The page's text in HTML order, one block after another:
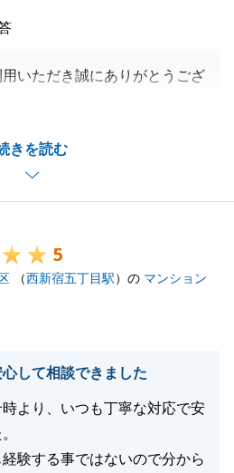
きを読む
いただき誠にありがとうござ
ったりだと思いました。
物件に出会えて良かったで
願い申し上げます。
閉じる
5
（西新宿五丁目駅）の マンション
して相談できました
より、いつも丁寧な対応で安
験する事ではないので分から